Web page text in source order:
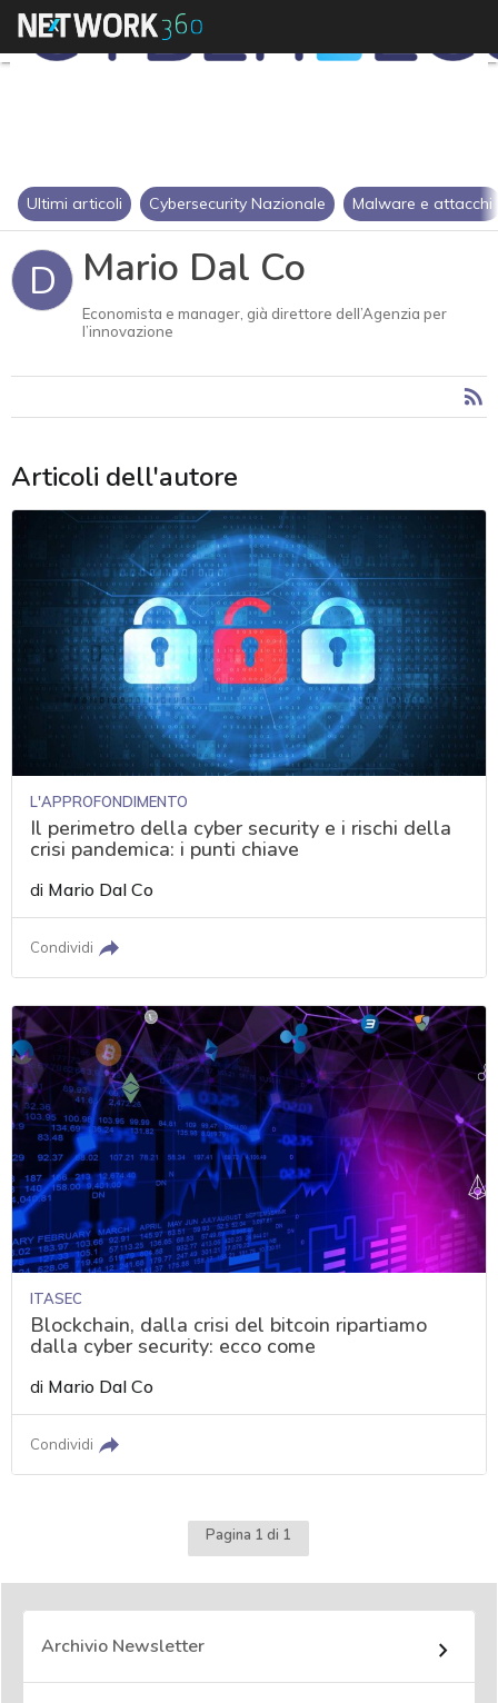
Ultimi articoli Cybersecurity Nazionale Malware e attacchi
D Mario Dal Co
Economista e manager, già direttore dell’Agenzia per
l’innovazione
Articoli dell'autore
L'APPROFONDIMENTO
Il perimetro della cyber security e i rischi della
crisi pandemica: i punti chiave
di Mario Dal Co
Condividi
ITASEC
Blockchain, dalla crisi del bitcoin ripartiamo
dalla cyber security: ecco come
di Mario Dal Co
Condividi
Pagina 1 di 1
Archivio Newsletter